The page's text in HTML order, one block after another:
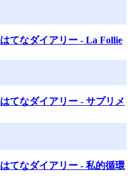
はてなダイアリー - La Follie
はてなダイアリー - サプリメ
はてなダイアリー - 私的循環